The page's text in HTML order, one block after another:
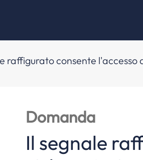
raffigurato consente l'accesso
Domanda
Il segnale